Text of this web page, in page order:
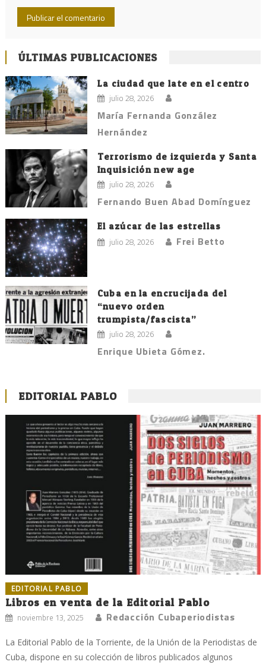
ÚLTIMAS PUBLICACIONES
La ciudad que late en el centro
julio 28, 2026
María Fernanda González
Hernández
Terrorismo de izquierda y Santa
Inquisición new age
julio 28, 2026
Fernando Buen Abad Domínguez
El azúcar de las estrellas
julio 28, 2026 Frei Betto
Cuba en la encrucijada del
“nuevo orden
trumpista/fascista”
julio 28, 2026
Enrique Ubieta Gómez.
EDITORIAL PABLO
EDITORIAL PABLO
Libros en venta de la Editorial Pablo
noviembre 13, 2025 Redacción Cubaperiodistas
La Editorial Pablo de la Torriente, de la Unión de la Periodistas de
Cuba, dispone en su colección de libros publicados algunos